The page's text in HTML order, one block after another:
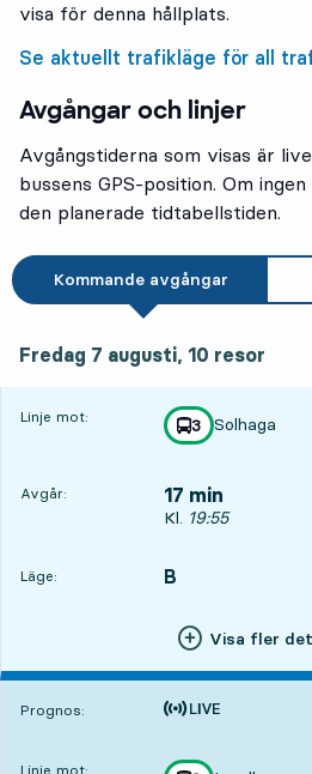
visa för denna hållplats.
Se aktuellt trafikläge för all
Avgångar och linjer
Avgångstiderna som visas är
bussens GPS-position. Om
den planerade tidtabellstiden.
Kommande avgångar
Fredag 7 augusti, 10 resor
Linje mot: linje
3
mot
Solhaga
,
Avgår: 17 min
Avgår, Kl. 19:55,
Kl. 19:55
Läge:
LÄGE, B
,
Visa fler
Prognos:
Tiden är prognos
Linje mot: